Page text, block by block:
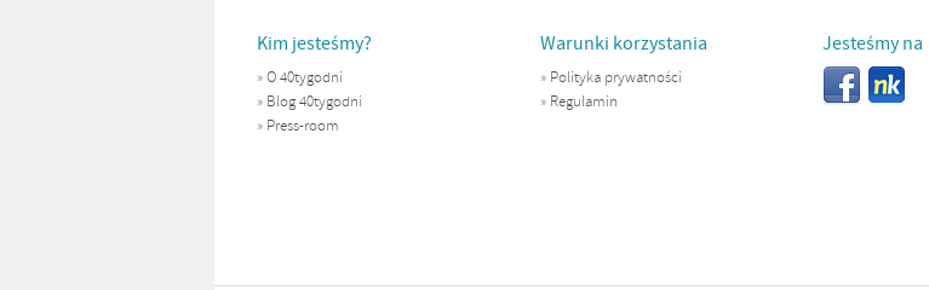
Kim jesteśmy?
»O 40tygodni
» Blog 40tygodni
» Press-room
Warunki korzystania
» Polityka prywatności
» Regulamin
Jesteśmy na